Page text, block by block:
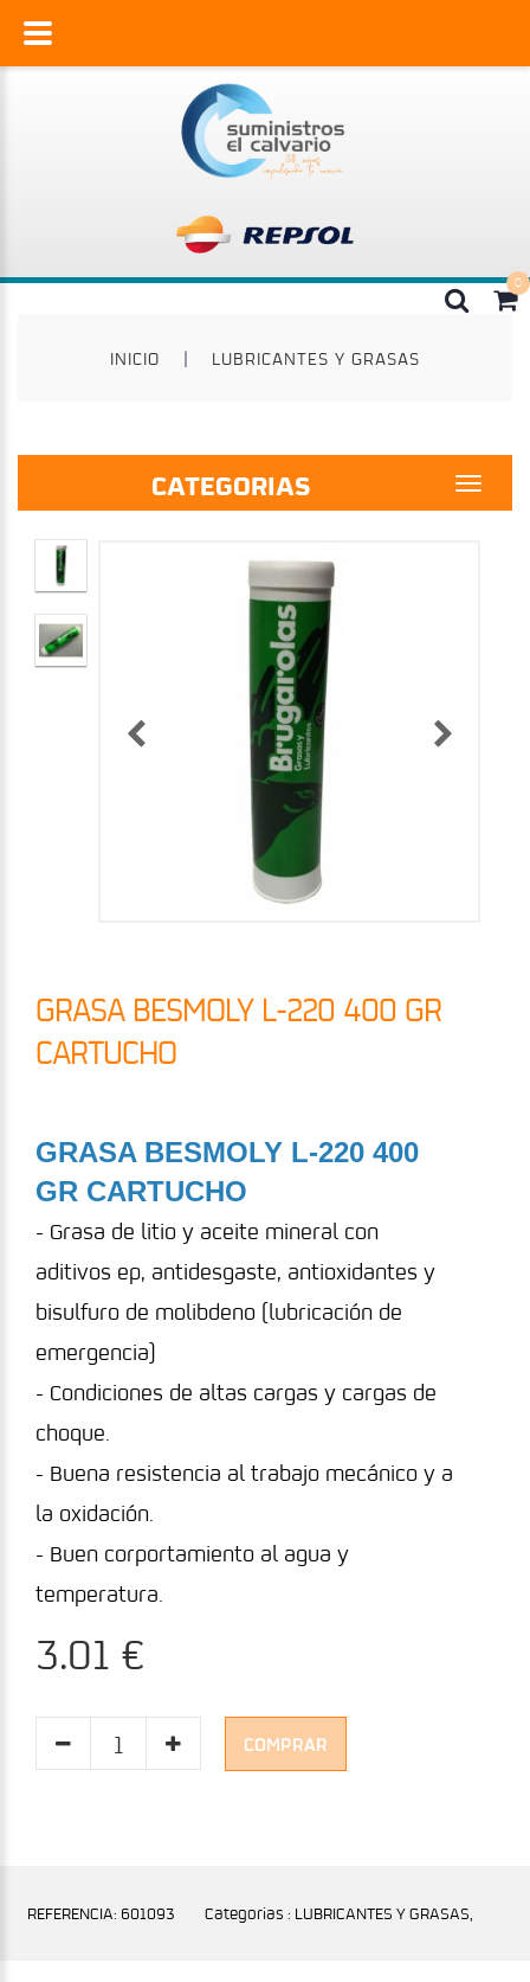
INICIO | LUBRICANTES Y GRASAS
CATEGORIAS
GRASA BESMOLY L-220 400 GR
CARTUCHO
GRASA BESMOLY L-220 400
GR CARTUCHO
- Grasa de litio y aceite mineral con
aditivos ep, antidesgaste, antioxidantes y
bisulfuro de molibdeno (lubricación de
emergencia)
- Condiciones de altas cargas y cargas de
choque.
- Buena resistencia al trabajo mecánico y a
la oxidación.
- Buen corportamiento al agua y
temperatura.
3.01 €
COMPRAR
REFERENCIA: 601093 Categorias : LUBRICANTES Y GRASAS,